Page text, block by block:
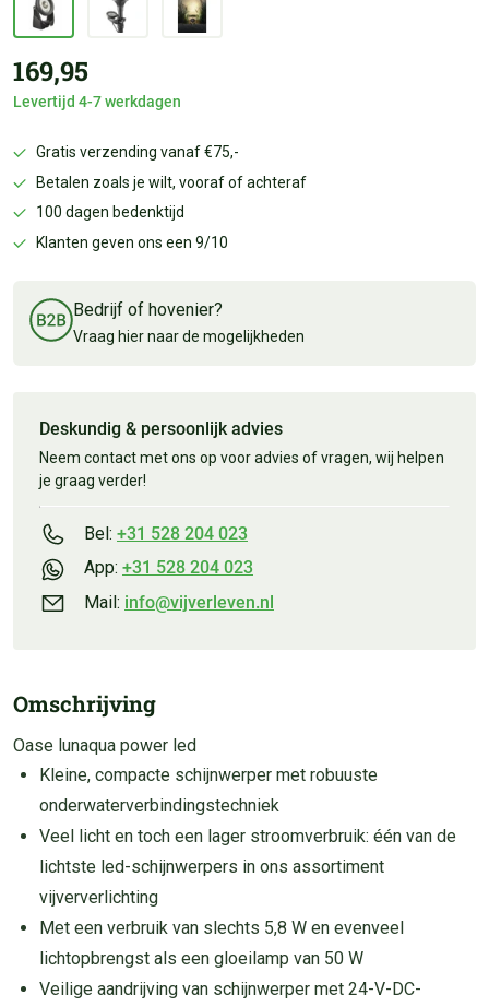
169,95
Levertijd 4-7 werkdagen
Gratis verzending vanaf €75,-
Betalen zoals je wilt, vooraf of achteraf
100 dagen bedenktijd
Klanten geven ons een 9/10
Bedrijf of hovenier?
Vraag hier naar de mogelijkheden
Deskundig & persoonlijk advies
Neem contact met ons op voor advies of vragen, wij helpen
je graag verder!
Bel: +31 528 204 023
App: +31 528 204 023
Mail: info@vijverleven.nl
Omschrijving
Oase lunaqua power led
Kleine, compacte schijnwerper met robuuste
onderwaterverbindingstechniek
Veel licht en toch een lager stroomverbruik: één van de
lichtste led-schijnwerpers in ons assortiment
vijververlichting
Met een verbruik van slechts 5,8 W en evenveel
lichtopbrengst als een gloeilamp van 50 W
Veilige aandrijving van schijnwerper met 24-V-DC-